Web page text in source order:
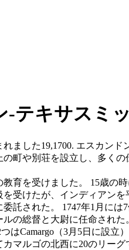
テキサスミ
ました19,1700. エスカン
町や別荘を設立し、多く
育を受けました。 15歳の
受けたが、インディアン
託された。 1747年1月に
ルの総督と大尉に任命され
はCamargo（3月5日に設立
マルゴの北西に20のリー